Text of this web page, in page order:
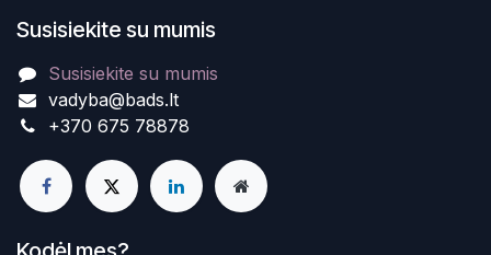
Susisiekite su mumis
Susisiekite su mumis
vadyba@bads.lt
+370 675 78878